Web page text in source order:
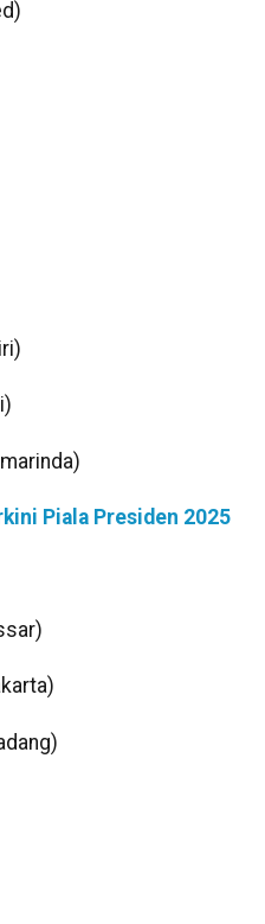
Piala Presiden 2025